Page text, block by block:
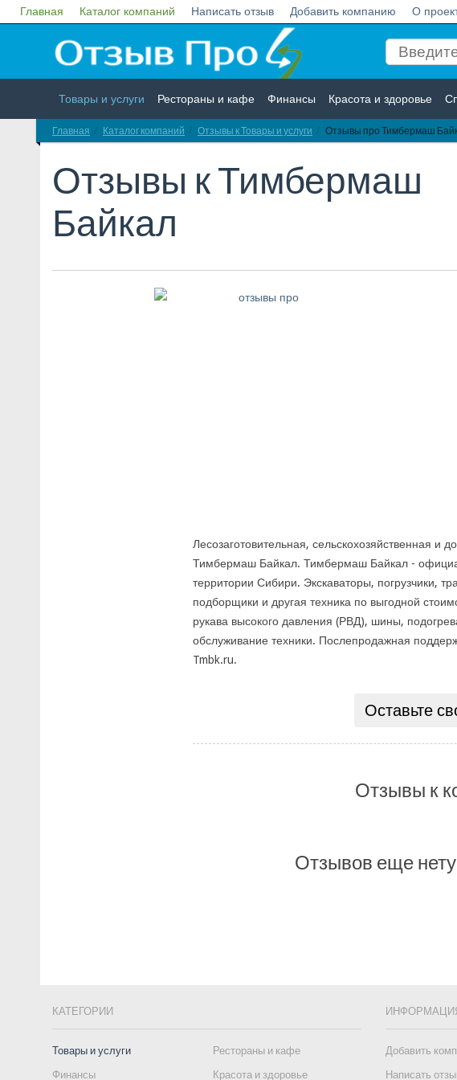
Главная Каталог компаний Написать отзыв Добавить компанию О
Товары и услуги Рестораны и кафе Финансы Красота и здоровье
Недвижимость Работа Гос. учреждения Личности Логистика
Главная Каталог компаний Отзывы к Товары и услуги Отзывы про Тимбермаш
Отзывы кТимбермаш
Байкал
Лесозаготовительная, сельскохозяйственная и
Тимбермаш Байкал. Тимбермаш Байкал -
территории Сибири. Экскаваторы, погрузчики,
подборщики и другая техника по выгодной
рукава высокого давления (РВД), шины,
обслуживание техники. Послепродажная
Tmbk.ru.
Оставьте
Отзывы к
Отзывов еще
КАТЕГОРИИ
Товары и услуги
Рестораны и кафе
Финансы
Красота и здоровье
Добавить
Написать